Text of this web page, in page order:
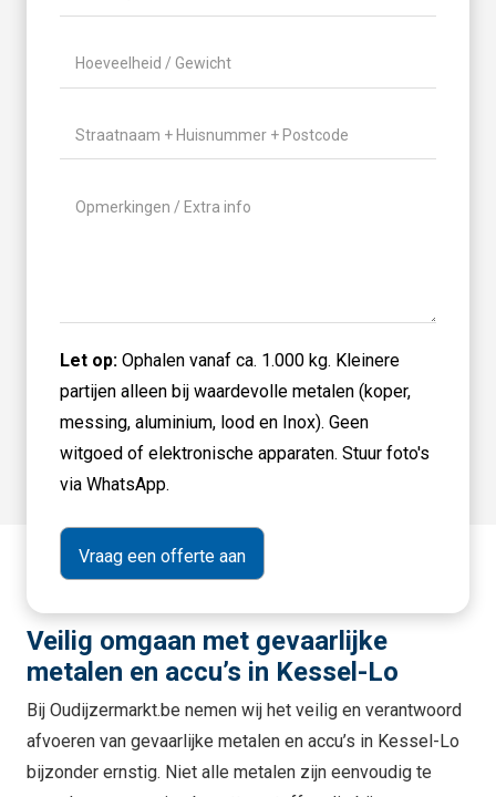
wil
aanbieden?
Hoeveelheid
/
Locatie (Vereist)
Geen
Let op: Ophalen vanaf ca. 1.000 kg. Kleinere
partijen alleen bij waardevolle metalen (koper,
messing, aluminium, lood en Inox). Geen
witgoed of elektronische apparaten. Stuur foto's
via WhatsApp.
Veilig omgaan met gevaarlijke
metalen en accu’s in Kessel-Lo
Bij Oudijzermarkt.be nemen wij het veilig en verantwoord
afvoeren van gevaarlijke metalen en accu’s in Kessel-Lo
bijzonder ernstig. Niet alle metalen zijn eenvoudig te